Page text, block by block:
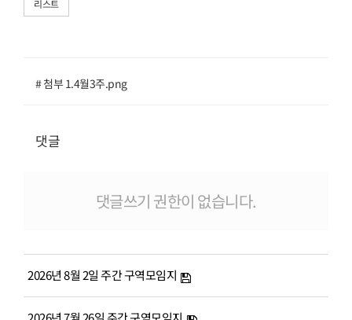
리스트
# 첨부 1.4월3주.png
댓글
댓글쓰기 권한이 없습니다.
2026년 8월 2일 주간 구역모임지